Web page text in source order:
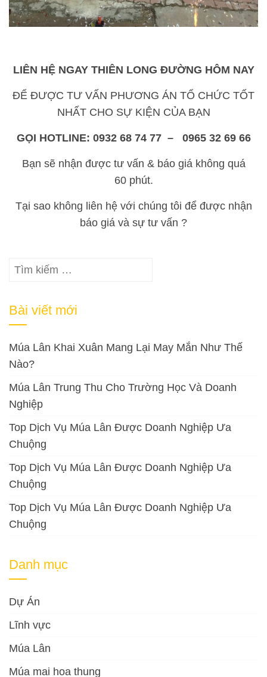
LIÊN HỆ NGAY THIÊN LONG ĐƯỜNG HÔM NAY
ĐỂ ĐƯỢC TƯ VẤN PHƯƠNG ÁN TỔ CHỨC TỐT
NHẤT CHO SỰ KIỆN CỦA BẠN
GỌI HOTLINE: 0932 68 74 77 – 0965 32 69 66
Bạn sẽ nhận được tư vấn & báo giá không quá
60 phút.
Tại sao không liên hệ với chúng tôi để được nhận
báo giá và sự tư vấn ?
Tìm
Bài viết mới
Múa Lân Khai Xuân Mang Lại May Mắn Như Thế
Nào?
Múa Lân Trung Thu Cho Trường Học Và Doanh
Nghiệp
Top Dịch Vụ Múa Lân Được Doanh Nghiệp Ưa
Chuộng
Top Dịch Vụ Múa Lân Được Doanh Nghiệp Ưa
Chuộng
Top Dịch Vụ Múa Lân Được Doanh Nghiệp Ưa
Chuộng
Danh mục
Dự Án
Lĩnh vực
Múa Lân
Múa mai hoa thung